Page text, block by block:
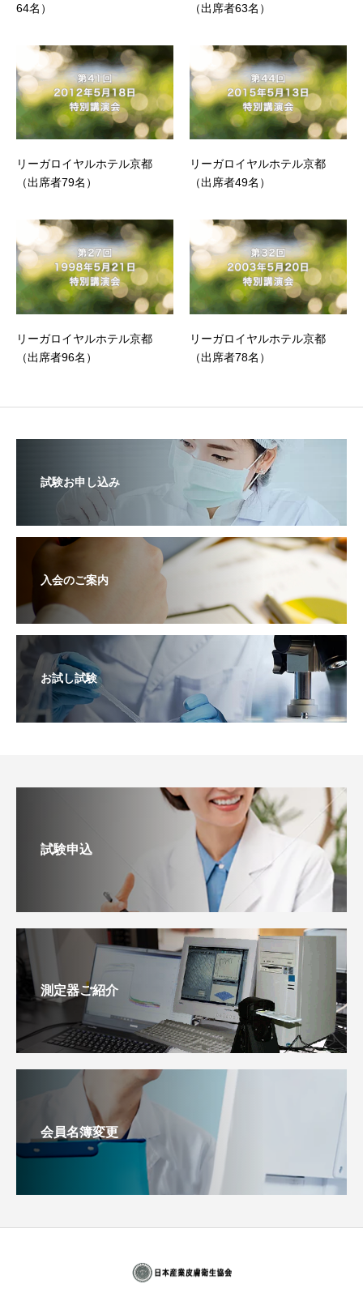
64名）
（出席者63名）
リーガロイヤルホテル京都
（出席者79名）
リーガロイヤルホテル京都
（出席者49名）
リーガロイヤルホテル京都
（出席者96名）
リーガロイヤルホテル京都
（出席者78名）
試験お申し込み
入会のご案内
お試し試験
試験申込
測定器ご紹介
会員名簿変更